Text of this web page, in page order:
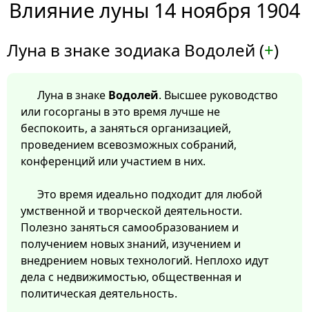
Влияние луны 14 ноября 1904
Луна в знаке зодиака Водолей (+)
Луна в знаке Водолей. Высшее руководство
или госорганы в это время лучше не
беспокоить, а заняться организацией,
проведением всевозможных собраний,
конференций или участием в них.
Это время идеально подходит для любой
умственной и творческой деятельности.
Полезно заняться самообразованием и
получением новых знаний, изучением и
внедрением новых технологий. Неплохо идут
дела с недвижимостью, общественная и
политическая деятельность.